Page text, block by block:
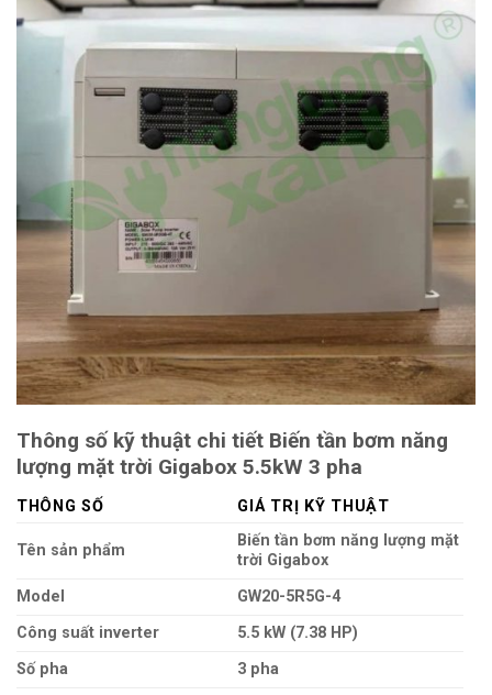
Thông số kỹ thuật chi tiết Biến tần bơm năng
lượng mặt trời Gigabox 5.5kW 3 pha
THÔNG SỐ GIÁ TRỊ KỸ THUẬT
Tên sản phẩm
Biến tần bơm năng lượng mặt
trời Gigabox
Model
GW20-5R5G-4
Công suất inverter
5.5 kW (7.38 HP)
Số pha
3 pha